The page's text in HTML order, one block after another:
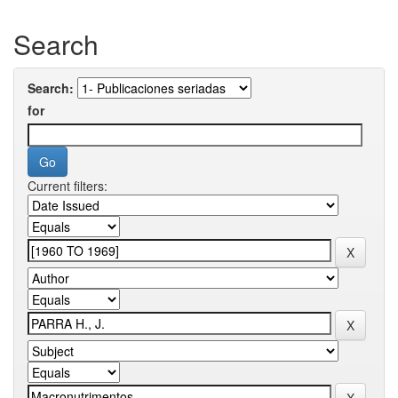
Search
Search:
for
Current filters: